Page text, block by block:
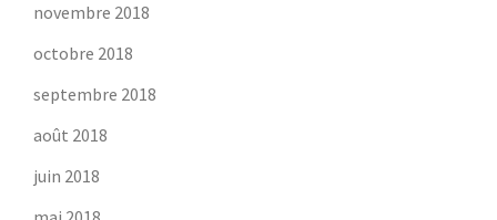
novembre 2018
octobre 2018
septembre 2018
août 2018
juin 2018